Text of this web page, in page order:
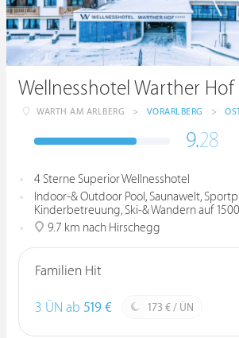
WARTH AM ARLBERG > VORARLBERG >
9.28
4 Sterne Superior Wellnesshotel
Indoor-& Outdoor Pool, Saunawelt,
Kinderbetreuung, Ski-& Wandern auf
9.7 km nach Hirschegg
Familien Hit
3 ÜN ab 519 € 173 € / ÜN